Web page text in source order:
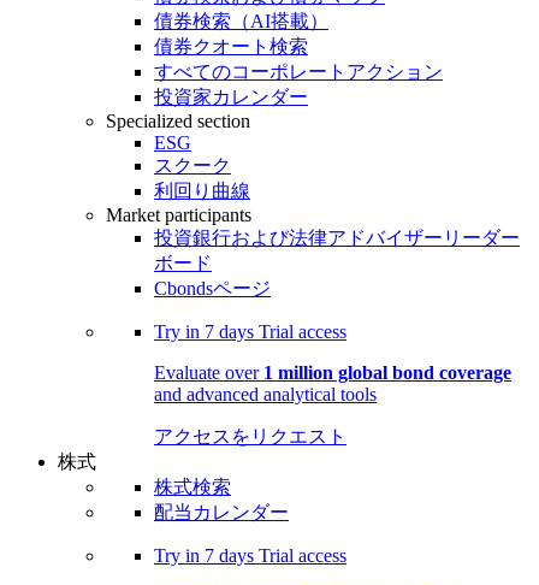
債券検索（AI搭載）
債券クオート検索
すべてのコーポレートアクション
投資家カレンダー
Specialized section
ESG
スクーク
利回り曲線
Market participants
投資銀行および法律アドバイザーリーダー
ボード
Cbondsページ
Try in 7 days Trial access
Evaluate over 1 million global bond coverage
and advanced analytical tools
アクセスをリクエスト
株式
株式検索
配当カレンダー
Try in 7 days Trial access